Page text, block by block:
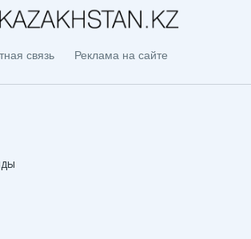
связь Реклама на сайте